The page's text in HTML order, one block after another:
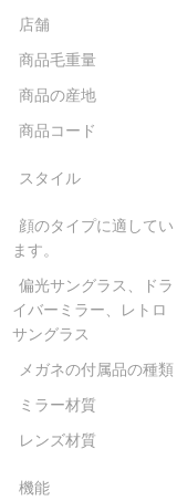
店舗
商品毛重量
商品の産地
商品コード
スタイル
顔のタイプに適してい
ます。
偏光サングラス、ドラ
イバーミラー、レトロ
サングラス
メガネの付属品の種類
ミラー材質
レンズ材質
機能